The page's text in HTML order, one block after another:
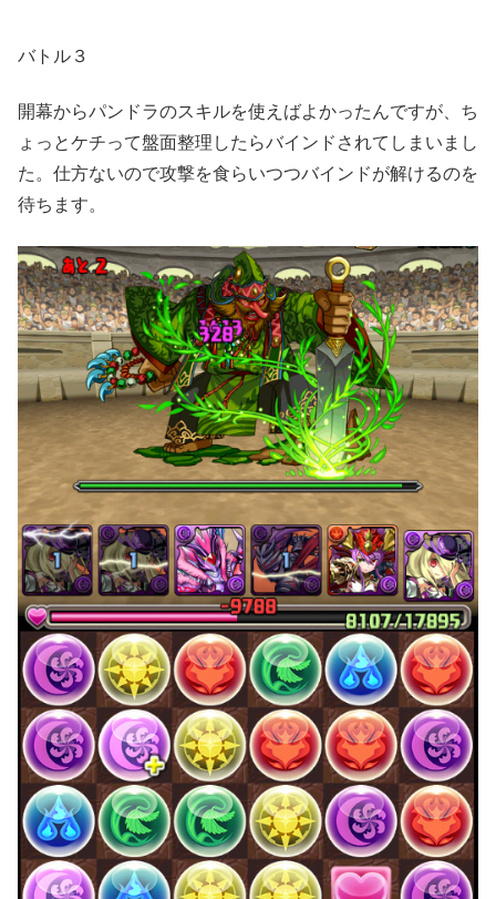
バトル３
開幕からパンドラのスキルを使えばよかったんですが、ち
ょっとケチって盤面整理したらバインドされてしまいまし
た。仕方ないので攻撃を食らいつつバインドが解けるのを
待ちます。